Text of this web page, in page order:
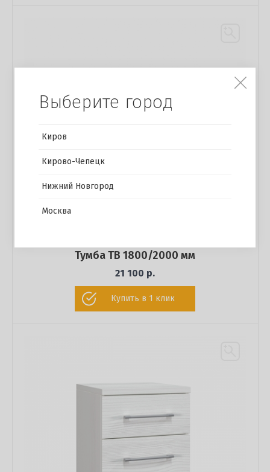
Тумба ТВ 1800/2000 мм
21 100 р.
Купить в 1 клик
Выберите город
Киров
Кирово-Чепецк
Нижний Новгород
Москва